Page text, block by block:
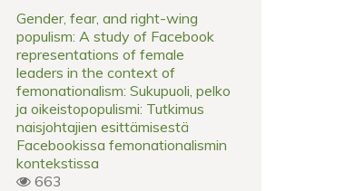
Gender, fear, and right-wing
populism: A study of Facebook
representations of female
leaders in the context of
femonationalism: Sukupuoli, pelko
ja oikeistopopulismi: Tutkimus
naisjohtajien esittämisestä
Facebookissa femonationalismin
kontekstissa
663